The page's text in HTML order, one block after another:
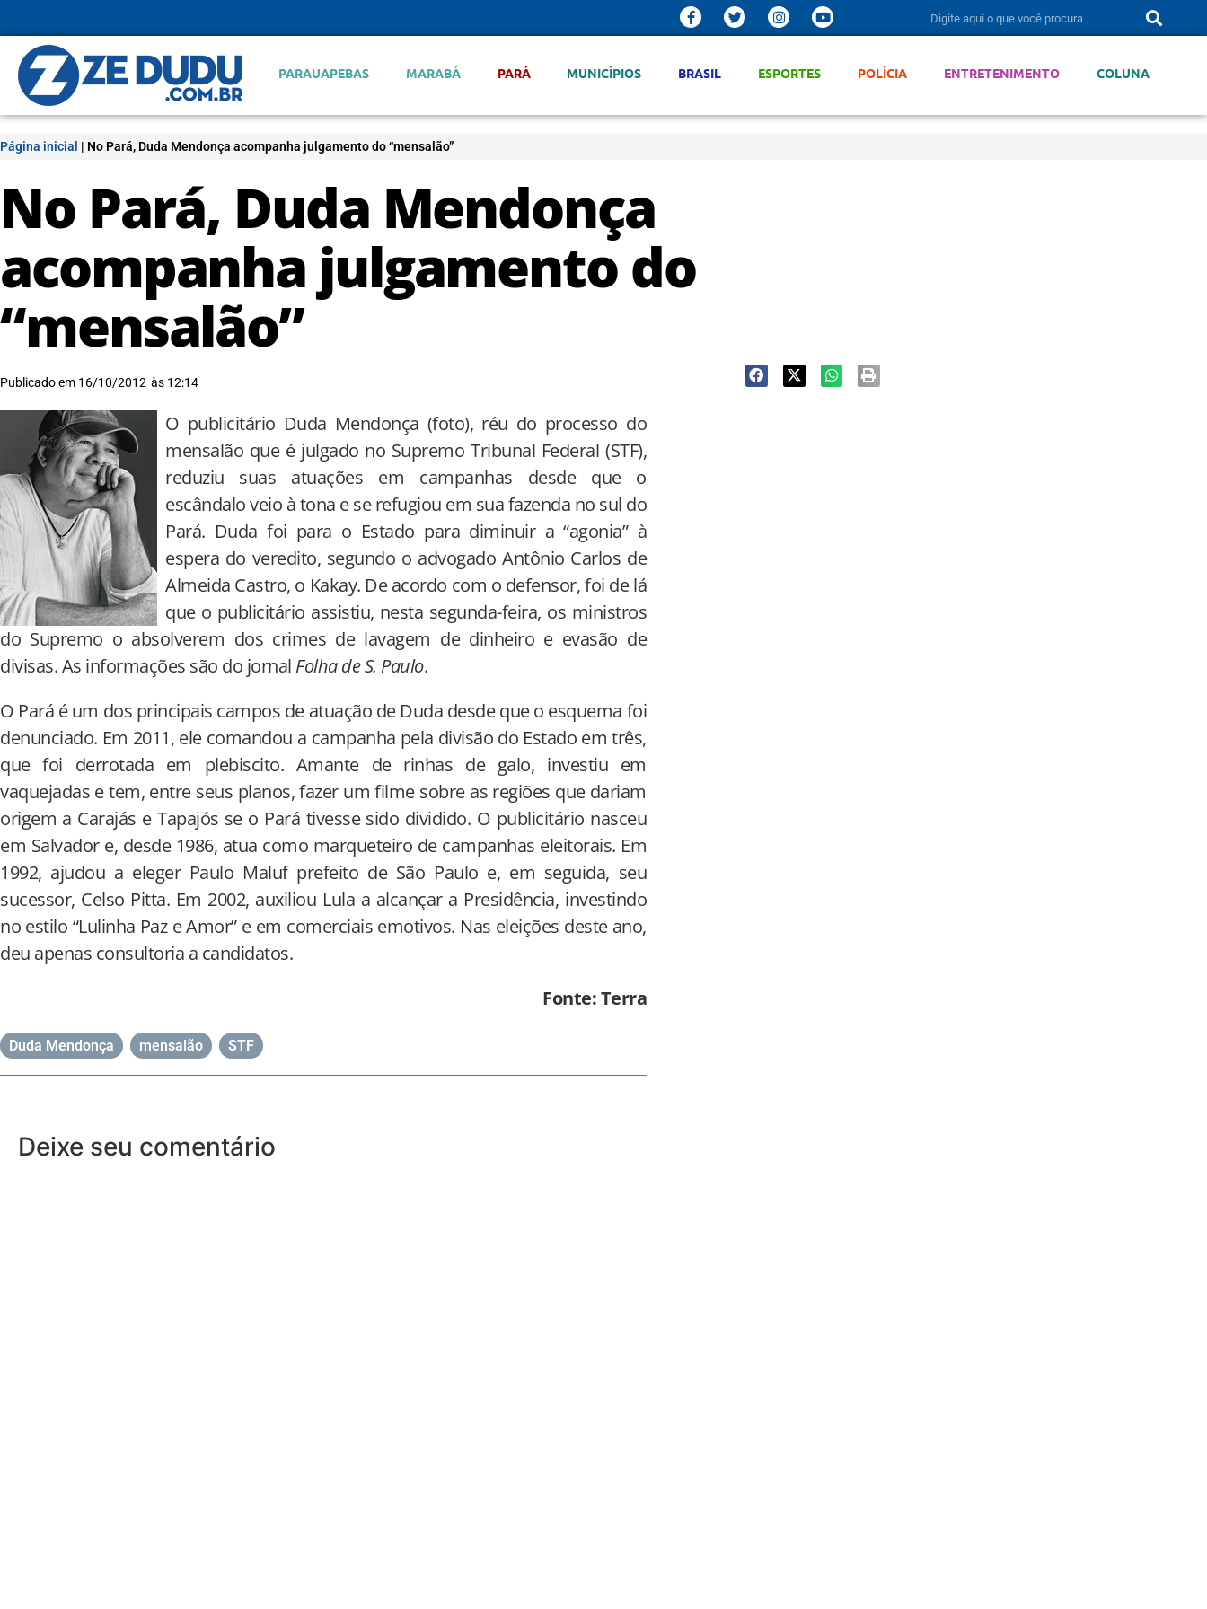
PARAUAPEBAS MARABÁ PARÁ MUNICÍPIOS BRASIL ESPORTES POLÍCIA ENTRETENIMENTO COLUNA
Página inicial | No Pará, Duda Mendonça acompanha julgamento do “mensalão”
No Pará, Duda Mendonça
acompanha julgamento do
“mensalão”
Publicado em 16/10/2012 às 12:14
O publicitário Duda Mendonça (foto), réu do processo do
mensalão que é julgado no Supremo Tribunal Federal (STF),
reduziu suas atuações em campanhas desde que o
escândalo veio à tona e se refugiou em sua fazenda no sul do
Pará. Duda foi para o Estado para diminuir a “agonia” à
espera do veredito, segundo o advogado Antônio Carlos de
Almeida Castro, o Kakay. De acordo com o defensor, foi de lá
que o publicitário assistiu, nesta segunda-feira, os ministros
do Supremo o absolverem dos crimes de lavagem de dinheiro e evasão de
divisas. As informações são do jornal Folha de S. Paulo.
O Pará é um dos principais campos de atuação de Duda desde que o esquema foi
denunciado. Em 2011, ele comandou a campanha pela divisão do Estado em três,
que foi derrotada em plebiscito. Amante de rinhas de galo, investiu em
vaquejadas e tem, entre seus planos, fazer um filme sobre as regiões que dariam
origem a Carajás e Tapajós se o Pará tivesse sido dividido. O publicitário nasceu
em Salvador e, desde 1986, atua como marqueteiro de campanhas eleitorais. Em
1992, ajudou a eleger Paulo Maluf prefeito de São Paulo e, em seguida, seu
sucessor, Celso Pitta. Em 2002, auxiliou Lula a alcançar a Presidência, investindo
no estilo “Lulinha Paz e Amor” e em comerciais emotivos. Nas eleições deste ano,
deu apenas consultoria a candidatos.
Fonte: Terra
Duda Mendonça mensalão STF
Deixe seu comentário